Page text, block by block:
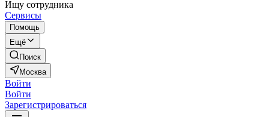
Ищу сотрудника
Сервисы
Помощь
Ещё
Поиск
Москва
Войти
Войти
Зарегистрироваться